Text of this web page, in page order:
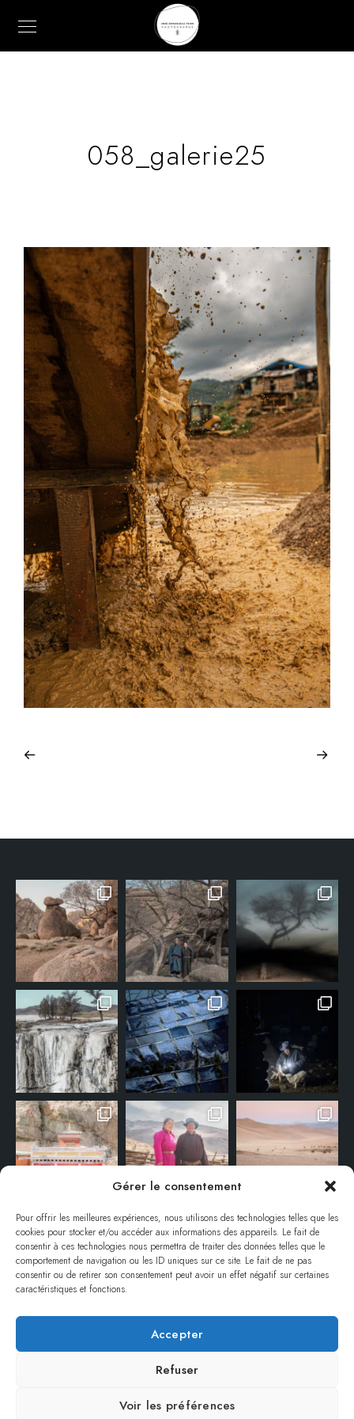
Gérer le consentement
Pour offrir les meilleures expériences, nous utilisons des technologies telles que les
cookies pour stocker et/ou accéder aux informations des appareils. Le fait de
consentir à ces technologies nous permettra de traiter des données telles que le
comportement de navigation ou les ID uniques sur ce site. Le fait de ne pas
consentir ou de retirer son consentement peut avoir un effet négatif sur certaines
caractéristiques et fonctions.
Accepter
Refuser
Voir les préférences
058_galerie25
© ANNE-EMMANUELLE THION – TOUS DROITS RÉSERVÉS / ALL RIGHTS
REPRODUCTION INTERDITE SANS AUTORISATION / NO REPRODUCTION
REMERCIEMENTS MENTIONS LÉGALES